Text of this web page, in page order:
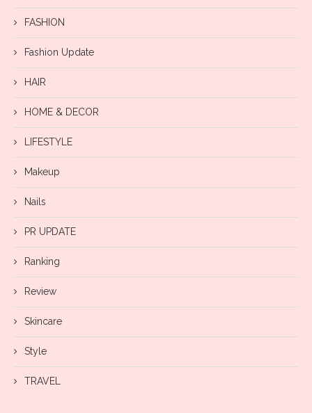
FASHION
Fashion Update
HAIR
HOME & DECOR
LIFESTYLE
Makeup
Nails
PR UPDATE
Ranking
Review
Skincare
Style
TRAVEL